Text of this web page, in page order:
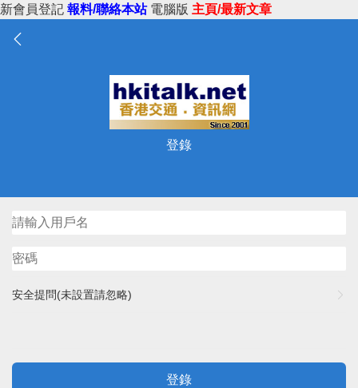
新會員登記 報料/聯絡本站 電腦版 主頁/最新文章
登錄
安全提問(未設置請忽略)
登錄